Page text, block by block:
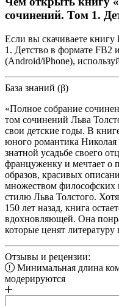
сочинений. Том 1.
Если вы скачиваете
1. Детство в формате FB2
(Android/iPhone),
База знаний (β)
«Полное собрание
том сочинений Льва
свои детские годы. В
юного романтика
знатной усадьбе своего
француженку и мечтает о
образов, красивых
множеством
стилю Льва Толстого.
150 лет назад, книга
вдохновляющей. Она
которые ценят литературу
Отзывы и рецензии:
Минимальная длина
модерируются